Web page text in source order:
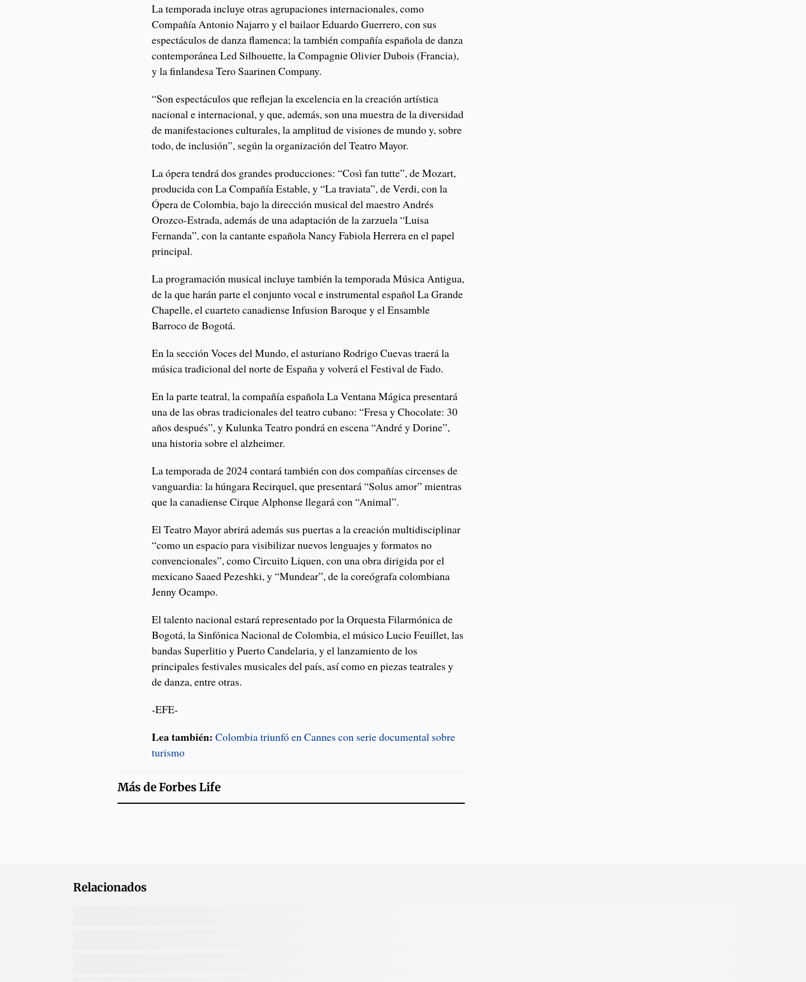
La temporada incluye otras agrupaciones internacionales, como
Compañía Antonio Najarro y el bailaor Eduardo Guerrero, con sus
espectáculos de danza flamenca; la también compañía española de danza
contemporánea Led Silhouette, la Compagnie Olivier Dubois (Francia),
y la finlandesa Tero Saarinen Company.
“Son espectáculos que reflejan la excelencia en la creación artística
nacional e internacional, y que, además, son una muestra de la diversidad
de manifestaciones culturales, la amplitud de visiones de mundo y, sobre
todo, de inclusión”, según la organización del Teatro Mayor.
La ópera tendrá dos grandes producciones: “Così fan tutte”, de Mozart,
producida con La Compañía Estable, y “La traviata”, de Verdi, con la
Ópera de Colombia, bajo la dirección musical del maestro Andrés
Orozco-Estrada, además de una adaptación de la zarzuela “Luisa
Fernanda”, con la cantante española Nancy Fabiola Herrera en el papel
principal.
La programación musical incluye también la temporada Música Antigua,
de la que harán parte el conjunto vocal e instrumental español La Grande
Chapelle, el cuarteto canadiense Infusion Baroque y el Ensamble
Barroco de Bogotá.
En la sección Voces del Mundo, el asturiano Rodrigo Cuevas traerá la
música tradicional del norte de España y volverá el Festival de Fado.
En la parte teatral, la compañía española La Ventana Mágica presentará
una de las obras tradicionales del teatro cubano: “Fresa y Chocolate: 30
años después”, y Kulunka Teatro pondrá en escena “André y Dorine”,
una historia sobre el alzheimer.
La temporada de 2024 contará también con dos compañías circenses de
vanguardia: la húngara Recirquel, que presentará “Solus amor” mientras
que la canadiense Cirque Alphonse llegará con “Animal”.
El Teatro Mayor abrirá además sus puertas a la creación multidisciplinar
“como un espacio para visibilizar nuevos lenguajes y formatos no
convencionales”, como Circuito Liquen, con una obra dirigida por el
mexicano Saaed Pezeshki, y “Mundear”, de la coreógrafa colombiana
Jenny Ocampo.
El talento nacional estará representado por la Orquesta Filarmónica de
Bogotá, la Sinfónica Nacional de Colombia, el músico Lucio Feuillet, las
bandas Superlitio y Puerto Candelaria, y el lanzamiento de los
principales festivales musicales del país, así como en piezas teatrales y
de danza, entre otras.
-EFE-
Lea también: Colombia triunfó en Cannes con serie documental sobre
turismo
Más deForbes Life
Relacionados